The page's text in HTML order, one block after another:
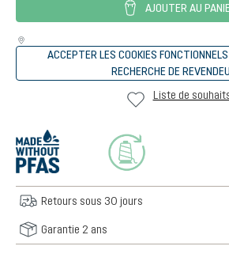
AJOUTER AU
ACCEPTER LES COOKIES
RECHERCHE DE
Liste de
Retours sous 30 jours
Garantie 2 ans